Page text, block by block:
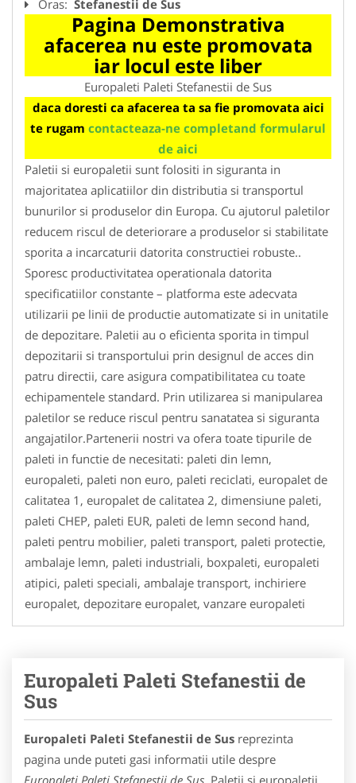
Oras: Stefanestii de Sus
Pagina Demonstrativa
afacerea nu este promovata
iar locul este liber
Europaleti Paleti Stefanestii de Sus
daca doresti ca afacerea ta sa fie promovata aici
te rugam contacteaza-ne completand formularul
de aici
Paletii si europaletii sunt folositi in siguranta in
majoritatea aplicatiilor din distributia si transportul
bunurilor si produselor din Europa. Cu ajutorul paletilor
reducem riscul de deteriorare a produselor si stabilitate
sporita a incarcaturii datorita constructiei robuste..
Sporesc productivitatea operationala datorita
specificatiilor constante – platforma este adecvata
utilizarii pe linii de productie automatizate si in unitatile
de depozitare. Paletii au o eficienta sporita in timpul
depozitarii si transportului prin designul de acces din
patru directii, care asigura compatibilitatea cu toate
echipamentele standard. Prin utilizarea si manipularea
paletilor se reduce riscul pentru sanatatea si siguranta
angajatilor.Partenerii nostri va ofera toate tipurile de
paleti in functie de necesitati: paleti din lemn,
europaleti, paleti non euro, paleti reciclati, europalet de
calitatea 1, europalet de calitatea 2, dimensiune paleti,
paleti CHEP, paleti EUR, paleti de lemn second hand,
paleti pentru mobilier, paleti transport, paleti protectie,
ambalaje lemn, paleti industriali, boxpaleti, europaleti
atipici, paleti speciali, ambalaje transport, inchiriere
europalet, depozitare europalet, vanzare europaleti
Europaleti Paleti Stefanestii de
Sus
Europaleti Paleti Stefanestii de Sus reprezinta
pagina unde puteti gasi informatii utile despre
Europaleti Paleti Stefanestii de Sus . Paletii si europaletii